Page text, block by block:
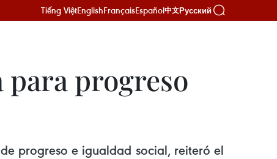
Tiếng ViệtEnglishFrançaisEspañol中文Русский
progreso
progreso e igualdad social, reiteró el